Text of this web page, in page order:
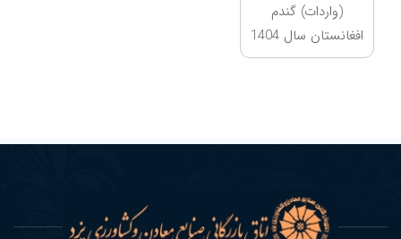
(واردات) گندم
افغانستان سال 1404